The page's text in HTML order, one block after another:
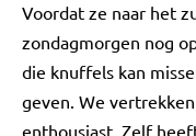
Voordat ze naar het
zondagmorgen nog
die knuffels kan
geven. We
enthousiast. Zelf